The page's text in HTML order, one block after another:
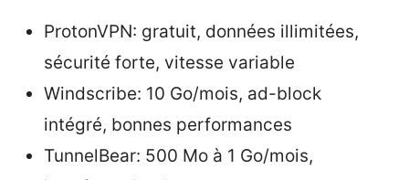
ProtonVPN: gratuit, données illimitées,
sécurité forte, vitesse variable
Windscribe: 10 Go/mois, ad-block
intégré, bonnes performances
TunnelBear: 500 Mo à 1 Go/mois,